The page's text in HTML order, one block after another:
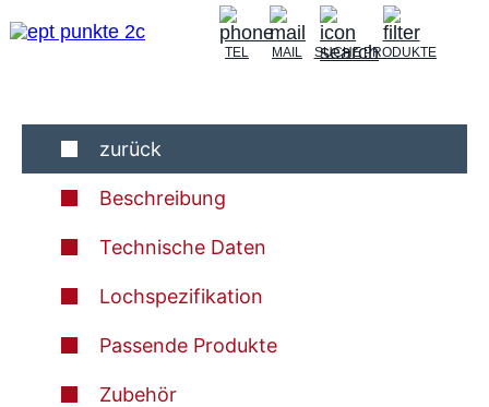
TEL MAIL SUCHEPRODUKTE
zurück
Beschreibung
Technische Daten
Lochspezifikation
Passende Produkte
Zubehör